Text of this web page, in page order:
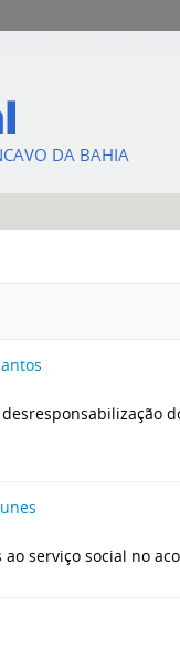
DA BAHIA
ao serviço social no